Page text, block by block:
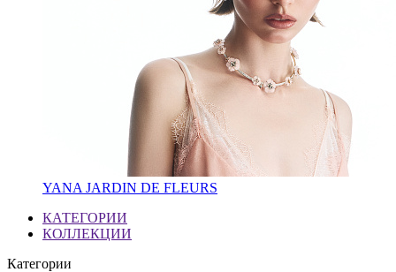
YANA JARDIN DE FLEURS
КАТЕГОРИИ
КОЛЛЕКЦИИ
Категории